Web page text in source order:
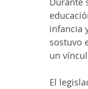
infancia
sostuvo
un
El